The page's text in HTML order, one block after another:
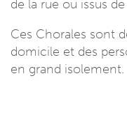
de la rue ou issus
Ces Chorales sont
domicile et des
en grand isolement.